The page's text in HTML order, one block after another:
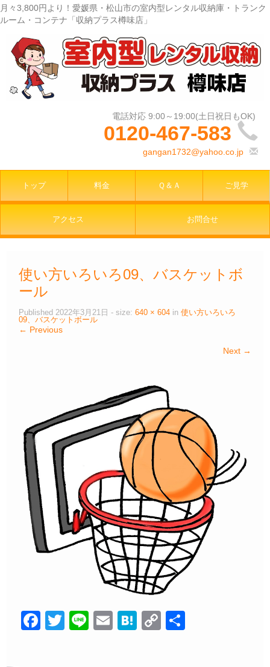
月々3,800円より！愛媛県・松山市の室内型レンタル収納庫・トランク
ルーム・コンテナ「収納プラス樽味店」
0120-467-583
gangan1732@yahoo.co.jp
トップ 料金 Ｑ＆Ａ ご見学
アクセス お問合せ
使い方いろいろ09、バスケットボ
ール
Published 2022年3月21日 - size: 640 × 604 in 使い方いろいろ
09、バスケットボール
← Previous
Next →
F
T
Li
E
H
C